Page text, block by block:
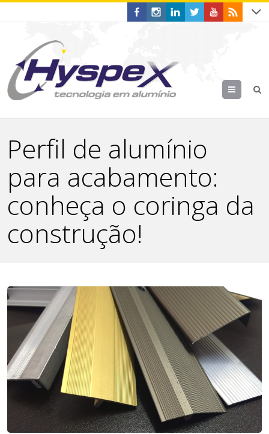
Menu
Perfil de alumínio
para acabamento:
conheça o coringa da
construção!